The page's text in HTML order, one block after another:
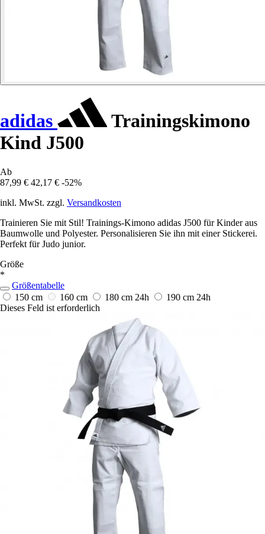
adidas
Trainingskimono
Kind J500
Ab
87,99 € 42,17 € -52%
inkl. MwSt. zzgl. Versandkosten
Trainieren Sie mit Stil! Trainings-Kimono adidas J500 für Kinder aus
Baumwolle und Polyester. Personalisieren Sie ihn mit einer Stickerei.
Perfekt für Judo junior.
Größe
*
Größentabelle
150 cm
160 cm 180 cm 24h 190 cm 24h
Dieses Feld ist erforderlich